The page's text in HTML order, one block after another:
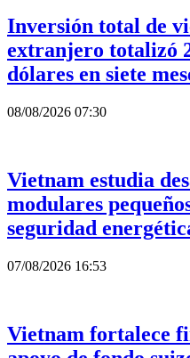
Inversión total de
extranjero totalizó
dólares en siete
08/08/2026 07:30
Vietnam estudia
modulares
seguridad
07/08/2026 16:53
Vietnam fortalece